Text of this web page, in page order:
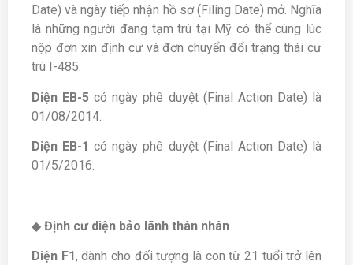
Date) và ngày tiếp nhận hồ sơ (Filing Date) mở. Nghĩa
là những người đang tạm trú tại Mỹ có thể cùng lúc
nộp đơn xin định cư và đơn chuyển đổi trạng thái cư
trú I-485.
Diện EB-5 có ngày phê duyệt (Final Action Date) là
01/08/2014.
Diện EB-1 có ngày phê duyệt (Final Action Date) là
01/5/2016.
◆ Định cư diện bảo lãnh thân nhân
Diện F1, dành cho đối tượng là con từ 21 tuổi trở lên